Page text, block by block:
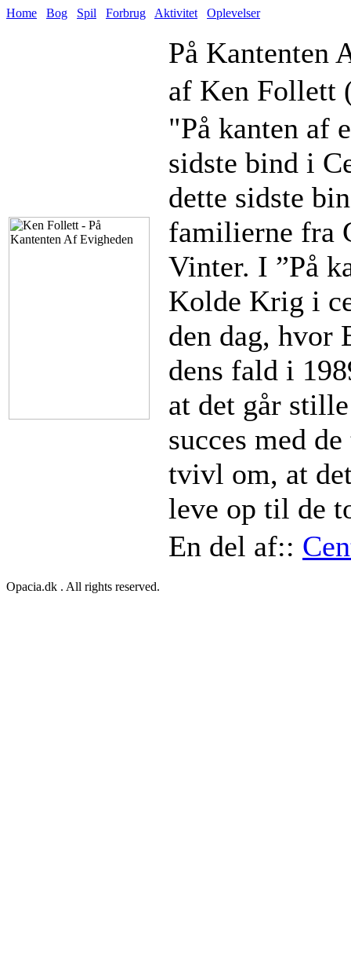
Home Bog Spil Forbrug Aktivitet Oplevelser
På Kantenten
af Ken Follett
"På kanten af
sidste bind i
dette sidste
familierne fra
Vinter. I ”På
Kolde Krig i
den dag,
dens fald i
at det går
succes med
tvivl om, at
leve op til de
En del af::
Opacia.dk . All rights reserved.